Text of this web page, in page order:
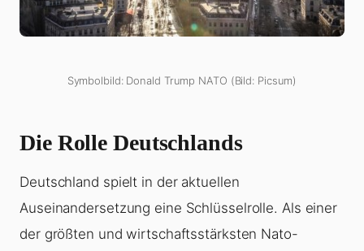
Symbolbild: Donald Trump NATO (Bild: Picsum)
Die Rolle Deutschlands
Deutschland spielt in der aktuellen
Auseinandersetzung eine Schlüsselrolle. Als einer
der größten und wirtschaftsstärksten Nato-